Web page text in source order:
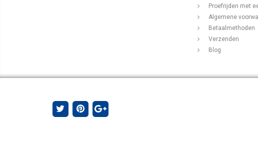
Proefrijden met
Algemene
Betaalmethoden
Verzenden
Blog